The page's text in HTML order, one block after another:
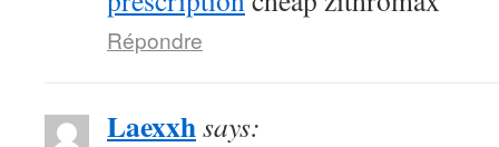
Répondre
Laexxhsays: